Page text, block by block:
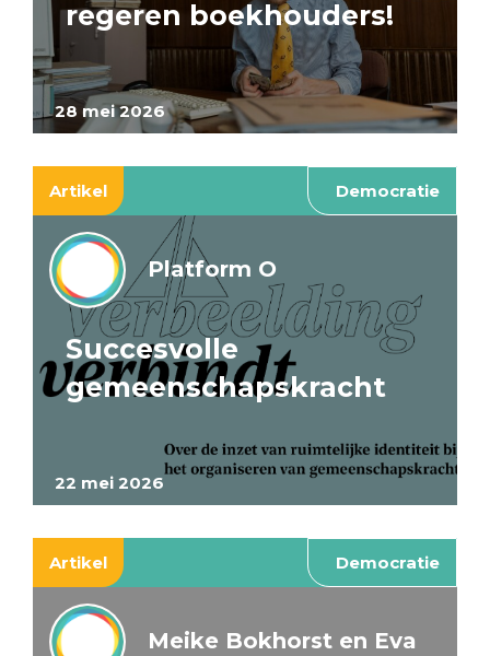
28 mei 2026
regeren boekhouders!
Artikel Democratie
22 mei 2026
Platform O
Succesvolle
gemeenschapskracht
Artikel Democratie
Meike Bokhorst en Eva